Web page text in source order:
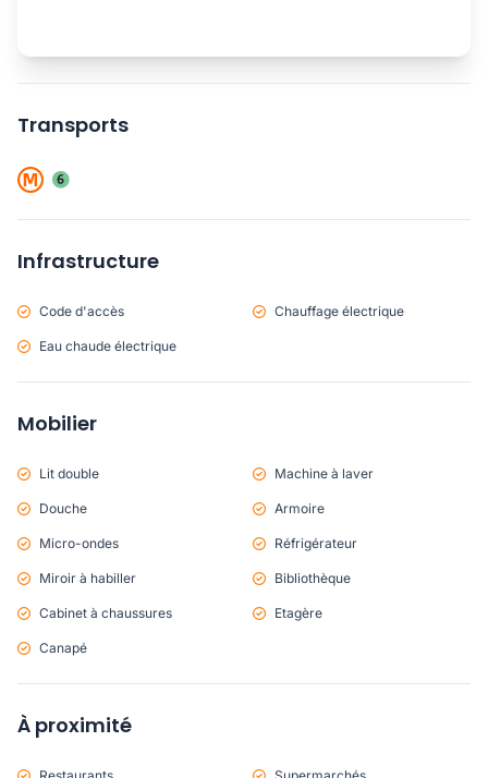
Transports
Infrastructure
Code d'accès Chauffage électrique
Eau chaude électrique
Mobilier
Lit double Machine à laver
Douche Armoire
Micro-ondes Réfrigérateur
Miroir à habiller Bibliothèque
Cabinet à chaussures Etagère
Canapé
À proximité